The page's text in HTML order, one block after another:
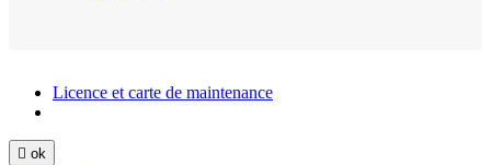
Licence et carte de maintenance
 ok